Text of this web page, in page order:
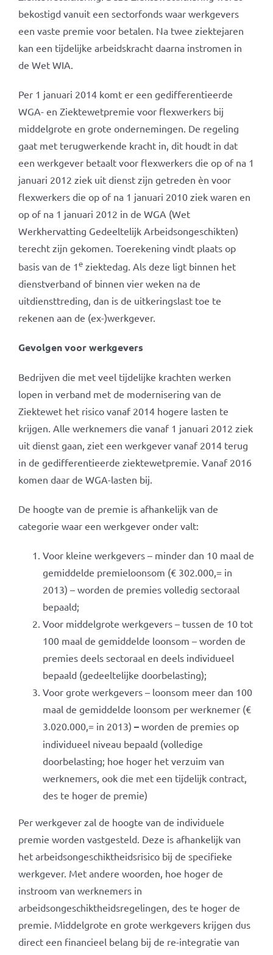
bekostigd vanuit een sectorfonds waar werkgevers
een vaste premie voor betalen. Na twee ziektejaren
kan een tijdelijke arbeidskracht daarna instromen in
de Wet WIA.
Per 1 januari 2014 komt er een gedifferentieerde
WGA- en Ziektewetpremie voor flexwerkers bij
middelgrote en grote ondernemingen. De regeling
gaat met terugwerkende kracht in, dit houdt in dat
een werkgever betaalt voor flexwerkers die op of na 1
januari 2012 ziek uit dienst zijn getreden èn voor
flexwerkers die op of na 1 januari 2010 ziek waren en
op of na 1 januari 2012 in de WGA (Wet
Werkhervatting Gedeeltelijk Arbeidsongeschikten)
terecht zijn gekomen. Toerekening vindt plaats op
basis van de 1eziektedag. Als deze ligt binnen het
dienstverband of binnen vier weken na de
uitdiensttreding, dan is de uitkeringslast toe te
rekenen aan de (ex-)werkgever.
Gevolgen voor werkgevers
Bedrijven die met veel tijdelijke krachten werken
lopen in verband met de modernisering van de
Ziektewet het risico vanaf 2014 hogere lasten te
krijgen. Alle werknemers die vanaf 1 januari 2012 ziek
uit dienst gaan, ziet een werkgever vanaf 2014 terug
in de gedifferentieerde ziektewetpremie. Vanaf 2016
komen daar de WGA-lasten bij.
De hoogte van de premie is afhankelijk van de
categorie waar een werkgever onder valt:
Voor kleine werkgevers – minder dan 10 maal de
gemiddelde premieloonsom (€ 302.000,= in
2013) – worden de premies volledig sectoraal
bepaald;
Voor middelgrote werkgevers – tussen de 10 tot
100 maal de gemiddelde loonsom – worden de
premies deels sectoraal en deels individueel
bepaald (gedeeltelijke doorbelasting);
Voor grote werkgevers – loonsom meer dan 100
maal de gemiddelde loonsom per werknemer (€
3.020.000,= in 2013) – worden de premies op
individueel niveau bepaald (volledige
doorbelasting; hoe hoger het verzuim van
werknemers, ook die met een tijdelijk contract,
des te hoger de premie)
Per werkgever zal de hoogte van de individuele
premie worden vastgesteld. Deze is afhankelijk van
het arbeidsongeschiktheidsrisico bij de specifieke
werkgever. Met andere woorden, hoe hoger de
instroom van werknemers in
arbeidsongeschiktheidsregelingen, des te hoger de
premie. Middelgrote en grote werkgevers krijgen dus
direct een financieel belang bij de re-integratie van